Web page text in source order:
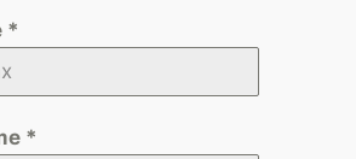
*
*